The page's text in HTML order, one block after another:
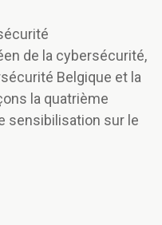
de la cybersécurité,
Belgique et la
la quatrième
sensibilisation sur le